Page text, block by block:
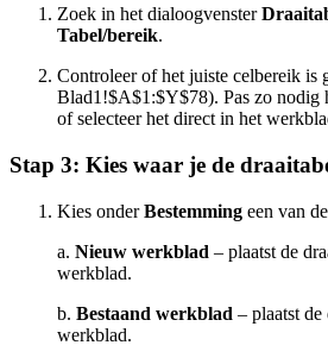
Zoek in het dialoogvenster
Tabel/bereik.
Controleer of het juiste celbereik is
Blad1!$A$1:$Y$78). Pas zo nodig
of selecteer het direct in het
Stap 3: Kies waar je de
Kies onderBestemming een van
a. Nieuw werkblad – plaatst de
werkblad.
b. Bestaand werkblad – plaatst
werkblad.